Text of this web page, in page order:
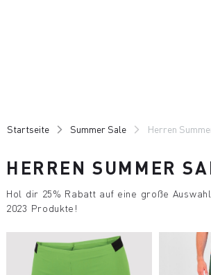
Startseite Summer Sale Herren
HERREN SUMMER
Hol dir 25% Rabatt auf eine große
2023 Produkte!